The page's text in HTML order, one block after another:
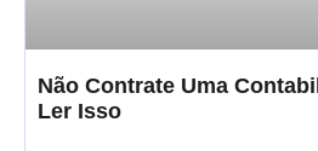
Não Contrate Uma
Ler Isso